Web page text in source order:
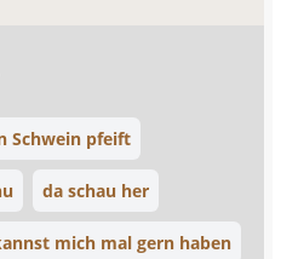
Schwein pfeift
da schau her
mich mal gern haben